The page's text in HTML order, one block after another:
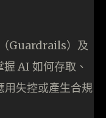
Guardrails）及
AI 如何存取、
用失控或產生合規